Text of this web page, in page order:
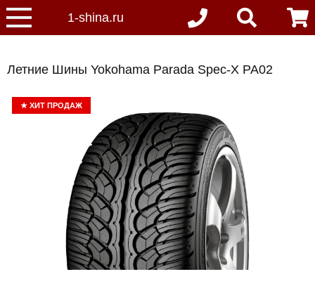
Летние Шины Yokohama Parada Spec-X PA02
★ХИТ ПРОДАЖ